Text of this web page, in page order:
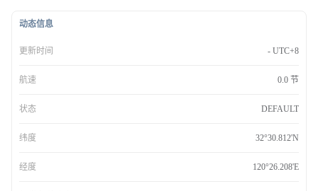
动态信息
更新时间 - UTC+8
航速 0.0 节
状态 DEFAULT
纬度 32°30.812'N
经度 120°26.208'E